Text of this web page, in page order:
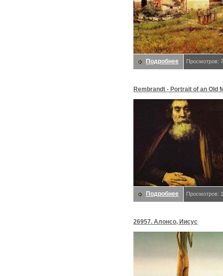
Подробнее Просмотров:
Rembrandt - Portrait of an Old
Rabbi). Рембрандт Харменс
Подробнее Просмотров:
26957. Алонсо, Иисус